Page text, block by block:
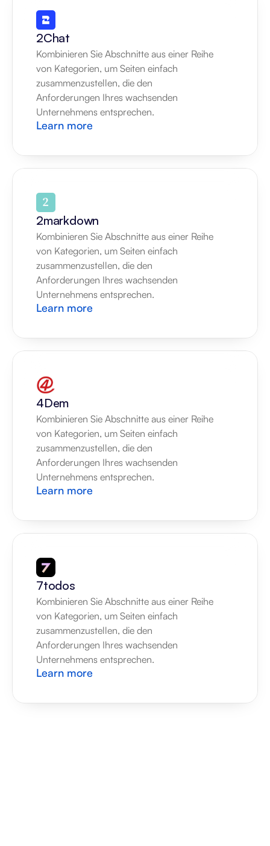
2Chat
Kombinieren Sie Abschnitte aus einer Reihe
von Kategorien, um Seiten einfach
zusammenzustellen, die den
Anforderungen Ihres wachsenden
Unternehmens entsprechen.
Learn more
2markdown
Kombinieren Sie Abschnitte aus einer Reihe
von Kategorien, um Seiten einfach
zusammenzustellen, die den
Anforderungen Ihres wachsenden
Unternehmens entsprechen.
Learn more
4Dem
Kombinieren Sie Abschnitte aus einer Reihe
von Kategorien, um Seiten einfach
zusammenzustellen, die den
Anforderungen Ihres wachsenden
Unternehmens entsprechen.
Learn more
7todos
Kombinieren Sie Abschnitte aus einer Reihe
von Kategorien, um Seiten einfach
zusammenzustellen, die den
Anforderungen Ihres wachsenden
Unternehmens entsprechen.
Learn more